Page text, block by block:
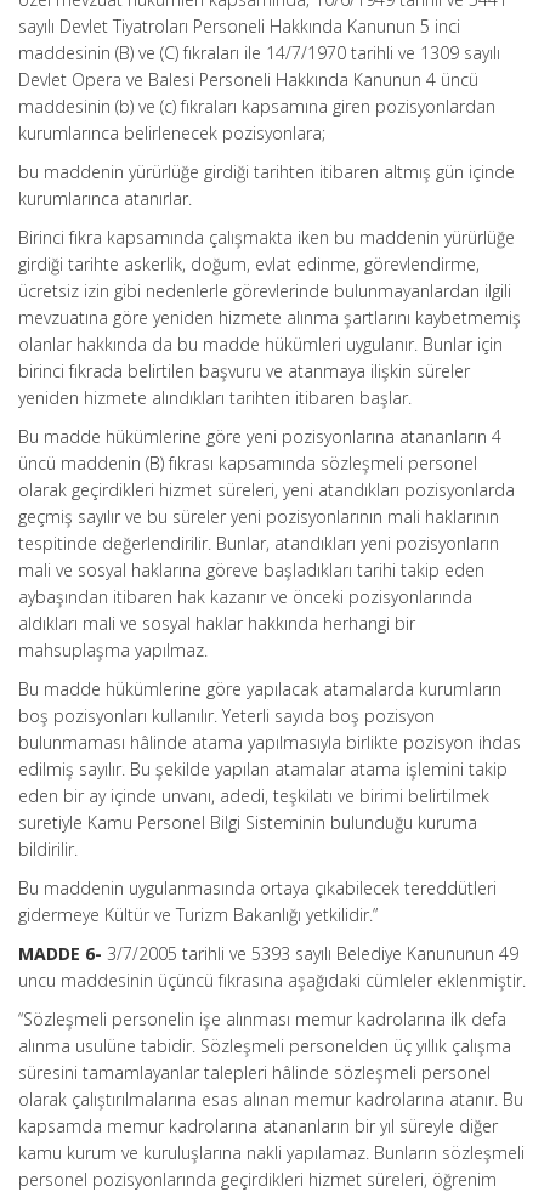
sayılı Devlet Tiyatroları Personeli Hakkında Kanunun 5 inci
maddesinin (B) ve (C) fıkraları ile 14/7/1970 tarihli ve 1309 sayılı
Devlet Opera ve Balesi Personeli Hakkında Kanunun 4 üncü
maddesinin (b) ve (c) fıkraları kapsamına giren pozisyonlardan
kurumlarınca belirlenecek pozisyonlara;
bu maddenin yürürlüğe girdiği tarihten itibaren altmış gün içinde
kurumlarınca atanırlar.
Birinci fıkra kapsamında çalışmakta iken bu maddenin yürürlüğe
girdiği tarihte askerlik, doğum, evlat edinme, görevlendirme,
ücretsiz izin gibi nedenlerle görevlerinde bulunmayanlardan ilgili
mevzuatına göre yeniden hizmete alınma şartlarını kaybetmemiş
olanlar hakkında da bu madde hükümleri uygulanır. Bunlar için
birinci fıkrada belirtilen başvuru ve atanmaya ilişkin süreler
yeniden hizmete alındıkları tarihten itibaren başlar.
Bu madde hükümlerine göre yeni pozisyonlarına atananların 4
üncü maddenin (B) fıkrası kapsamında sözleşmeli personel
olarak geçirdikleri hizmet süreleri, yeni atandıkları pozisyonlarda
geçmiş sayılır ve bu süreler yeni pozisyonlarının mali haklarının
tespitinde değerlendirilir. Bunlar, atandıkları yeni pozisyonların
mali ve sosyal haklarına göreve başladıkları tarihi takip eden
aybaşından itibaren hak kazanır ve önceki pozisyonlarında
aldıkları mali ve sosyal haklar hakkında herhangi bir
mahsuplaşma yapılmaz.
Bu madde hükümlerine göre yapılacak atamalarda kurumların
boş pozisyonları kullanılır. Yeterli sayıda boş pozisyon
bulunmaması hâlinde atama yapılmasıyla birlikte pozisyon ihdas
edilmiş sayılır. Bu şekilde yapılan atamalar atama işlemini takip
eden bir ay içinde unvanı, adedi, teşkilatı ve birimi belirtilmek
suretiyle Kamu Personel Bilgi Sisteminin bulunduğu kuruma
bildirilir.
Bu maddenin uygulanmasında ortaya çıkabilecek tereddütleri
gidermeye Kültür ve Turizm Bakanlığı yetkilidir.”
MADDE 6- 3/7/2005 tarihli ve 5393 sayılı Belediye Kanununun 49
uncu maddesinin üçüncü fıkrasına aşağıdaki cümleler eklenmiştir.
“Sözleşmeli personelin işe alınması memur kadrolarına ilk defa
alınma usulüne tabidir. Sözleşmeli personelden üç yıllık çalışma
süresini tamamlayanlar talepleri hâlinde sözleşmeli personel
olarak çalıştırılmalarına esas alınan memur kadrolarına atanır. Bu
kapsamda memur kadrolarına atananların bir yıl süreyle diğer
kamu kurum ve kuruluşlarına nakli yapılamaz. Bunların sözleşmeli
personel pozisyonlarında geçirdikleri hizmet süreleri, öğrenim